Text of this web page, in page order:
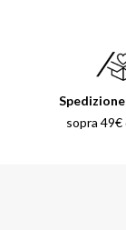
sopra 49€